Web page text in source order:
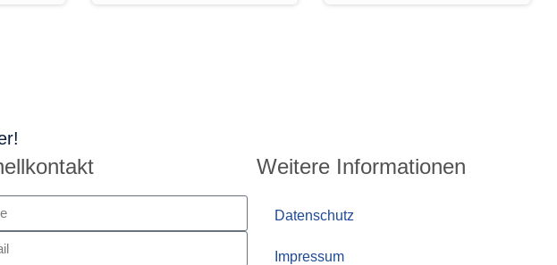
Weitere Informationen
Datenschutz
Impressum